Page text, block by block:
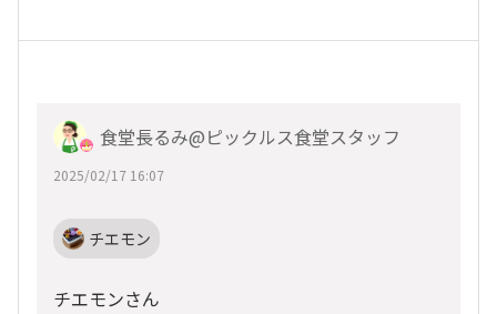
食堂長るみ@ピックルス食堂スタッフ
2025/02/17 16:07
チエモン
チエモンさん